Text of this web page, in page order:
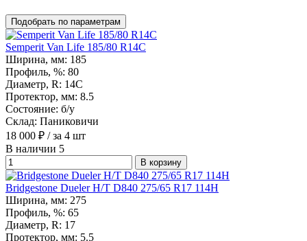
Подобрать по параметрам
Semperit Van Life 185/80 R14C
Ширина, мм: 185
Профиль, %: 80
Диаметр, R: 14С
Протектор, мм: 8.5
Состояние: б/у
Склад: Паниковичи
18 000 ₽ / за 4 шт
В наличии 5
В корзину
Bridgestone Dueler H/T D840 275/65 R17 114H
Ширина, мм: 275
Профиль, %: 65
Диаметр, R: 17
Протектор, мм: 5.5